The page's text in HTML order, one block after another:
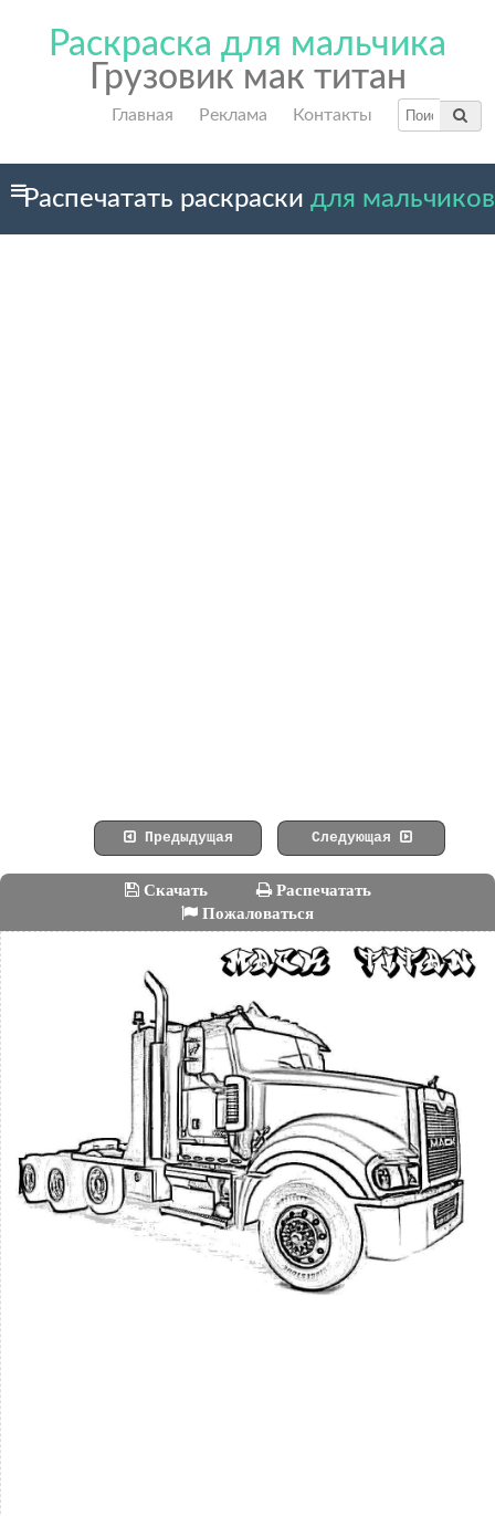
Раскраска для мальчика
Грузовик мак титан
Главная Реклама Контакты
Распечатать раскраски для мальчиков
Предыдущая Следующая
Скачать
Распечатать
Пожаловаться